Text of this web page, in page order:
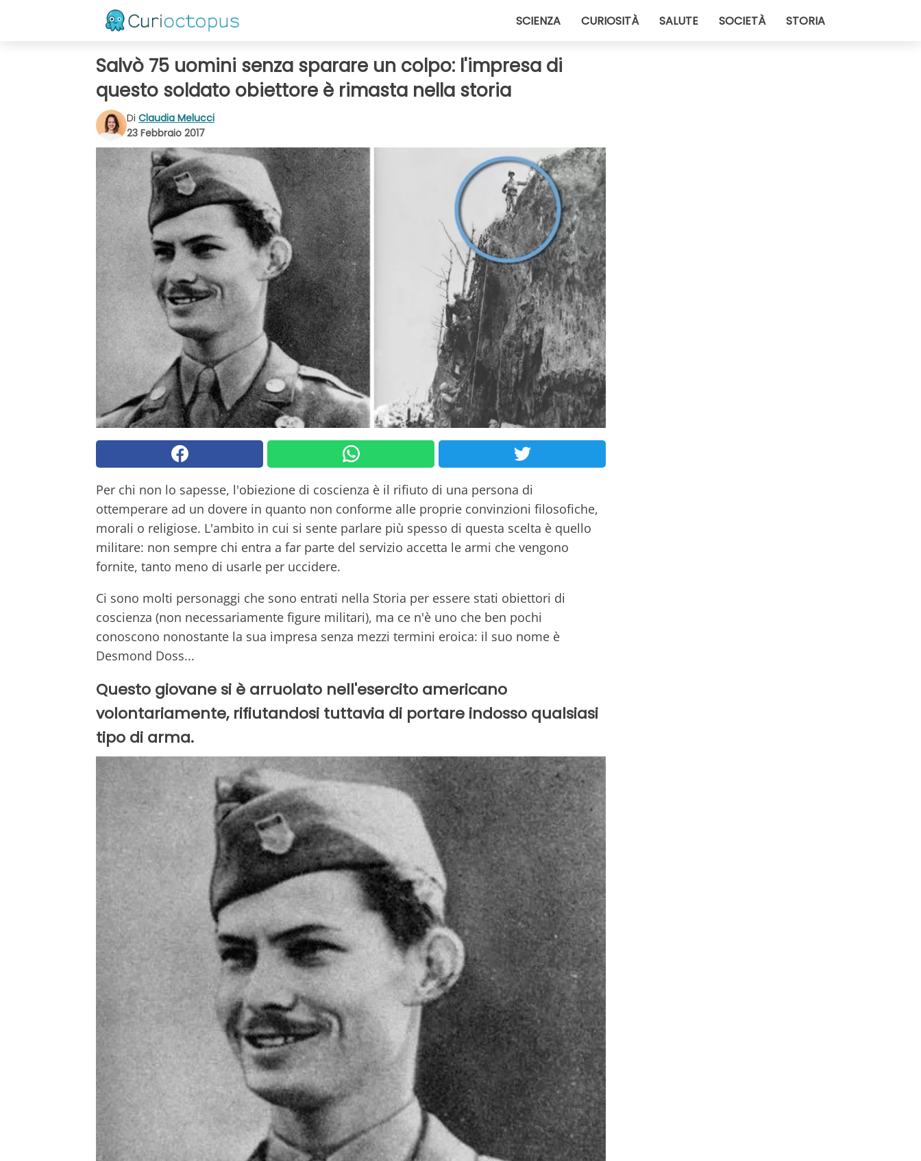
SCIENZA CURIOSITÀ SALUTE SOCIETÀ STORIA
Salvò 75 uomini senza sparare un colpo: l'impresa di
questo soldato obiettore è rimasta nella storia
Di Claudia Melucci
23 Febbraio 2017
Per chi non lo sapesse, l'obiezione di coscienza è il rifiuto di una persona di
ottemperare ad un dovere in quanto non conforme alle proprie convinzioni filosofiche,
morali o religiose. L'ambito in cui si sente parlare più spesso di questa scelta è quello
militare: non sempre chi entra a far parte del servizio accetta le armi che vengono
fornite, tanto meno di usarle per uccidere.
Ci sono molti personaggi che sono entrati nella Storia per essere stati obiettori di
coscienza (non necessariamente figure militari), ma ce n'è uno che ben pochi
conoscono nonostante la sua impresa senza mezzi termini eroica: il suo nome è
Desmond Doss...
Questo giovane si è arruolato nell'esercito americano
volontariamente, rifiutandosi tuttavia di portare indosso qualsiasi
tipo di arma.